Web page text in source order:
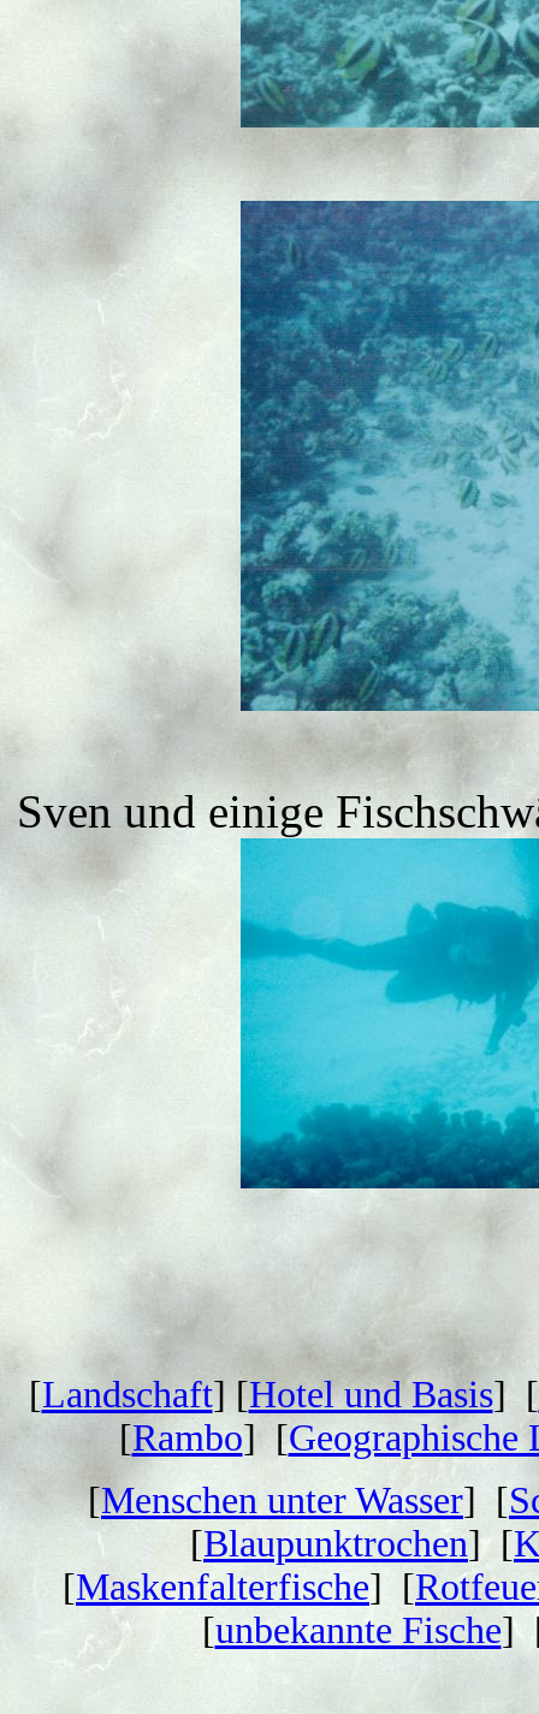
Sven und einige
[Landschaft] [Hotel und Basis] [
[Rambo] [Geographische
[Menschen unter Wasser] [
[Blaupunktrochen] [
[Maskenfalterfische] [
[unbekannte Fische]